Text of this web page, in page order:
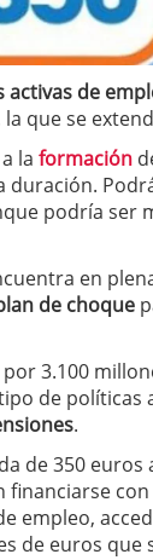
¿Por qué
12 de diciembre de
aprovechar
de 2025
es una
de 2025
punto de
activas de
la que se
la formación
duración.
podría ser
en
de choque
3.100
de políticas
.
de 350
empleo,
de euros que